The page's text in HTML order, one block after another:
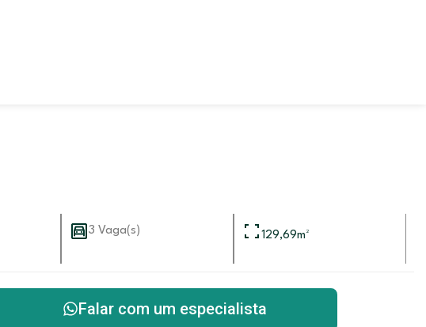
3 Vaga(s) 129,69m²
Falar com um especialista